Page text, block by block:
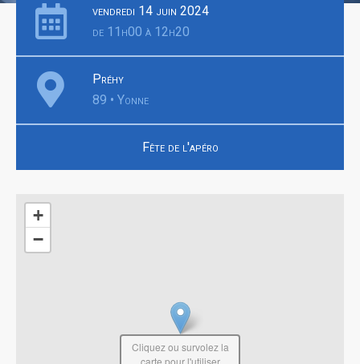
vendredi 14 juin 2024
de 11h00 à 12h20
Préhy
89 • Yonne
Fête de l'apéro
+
−
Cliquez ou survolez la
carte pour l'utiliser